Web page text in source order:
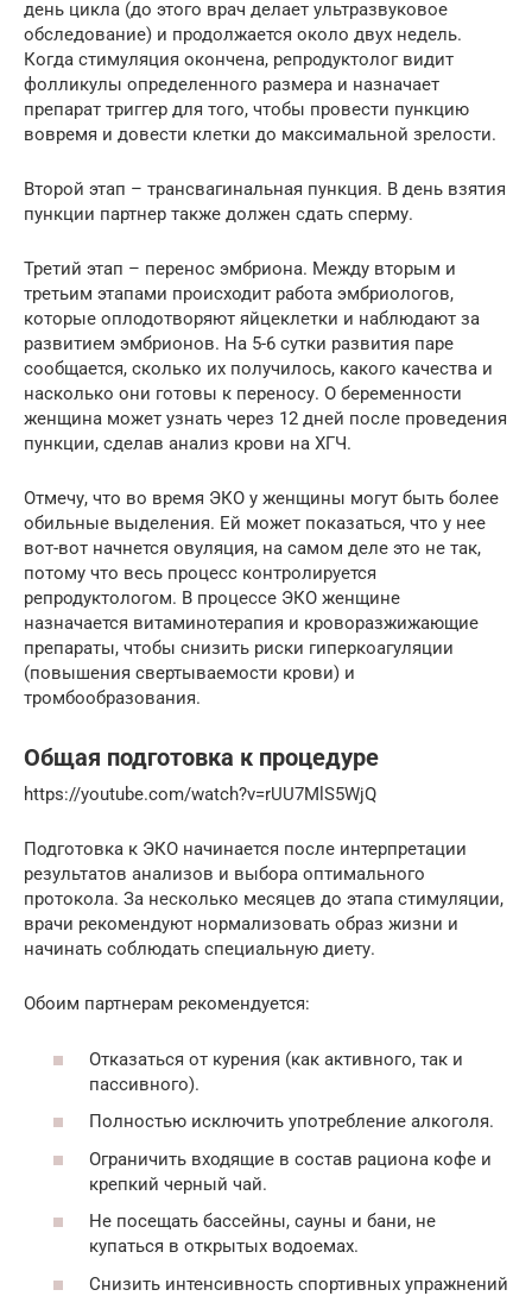
день цикла (до этого врач делает ультразвуковое
обследование) и продолжается около двух недель.
Когда стимуляция окончена, репродуктолог видит
фолликулы определенного размера и назначает
препарат триггер для того, чтобы провести пункцию
вовремя и довести клетки до максимальной зрелости.
Второй этап – трансвагинальная пункция. В день взятия
пункции партнер также должен сдать сперму.
Третий этап – перенос эмбриона. Между вторым и
третьим этапами происходит работа эмбриологов,
которые оплодотворяют яйцеклетки и наблюдают за
развитием эмбрионов. На 5-6 сутки развития паре
сообщается, сколько их получилось, какого качества и
насколько они готовы к переносу. О беременности
женщина может узнать через 12 дней после проведения
пункции, сделав анализ крови на ХГЧ.
Отмечу, что во время ЭКО у женщины могут быть более
обильные выделения. Ей может показаться, что у нее
вот-вот начнется овуляция, на самом деле это не так,
потому что весь процесс контролируется
репродуктологом. В процессе ЭКО женщине
назначается витаминотерапия и кроворазжижающие
препараты, чтобы снизить риски гиперкоагуляции
(повышения свертываемости крови) и
тромбообразования.
Общая подготовка к процедуре
https://youtube.com/watch?v=rUU7MlS5WjQ
Подготовка к ЭКО начинается после интерпретации
результатов анализов и выбора оптимального
протокола. За несколько месяцев до этапа стимуляции,
врачи рекомендуют нормализовать образ жизни и
начинать соблюдать специальную диету.
Обоим партнерам рекомендуется:
Отказаться от курения (как активного, так и
пассивного).
Полностью исключить употребление алкоголя.
Ограничить входящие в состав рациона кофе и
крепкий черный чай.
Не посещать бассейны, сауны и бани, не
купаться в открытых водоемах.
Снизить интенсивность спортивных упражнений